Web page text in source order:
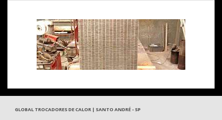
GLOBAL TROCADORES DE CALOR | SANTO ANDRÉ - SP